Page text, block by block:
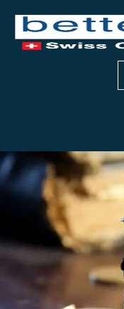
Formation
Formation RH
Notre méthode
Témoignages